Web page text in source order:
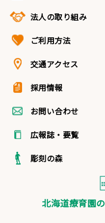
法人の取り組み
ご利用方法
交通アクセス
採用情報
お問い合わせ
広報誌・要覧
彫刻の森
北海道療育園の